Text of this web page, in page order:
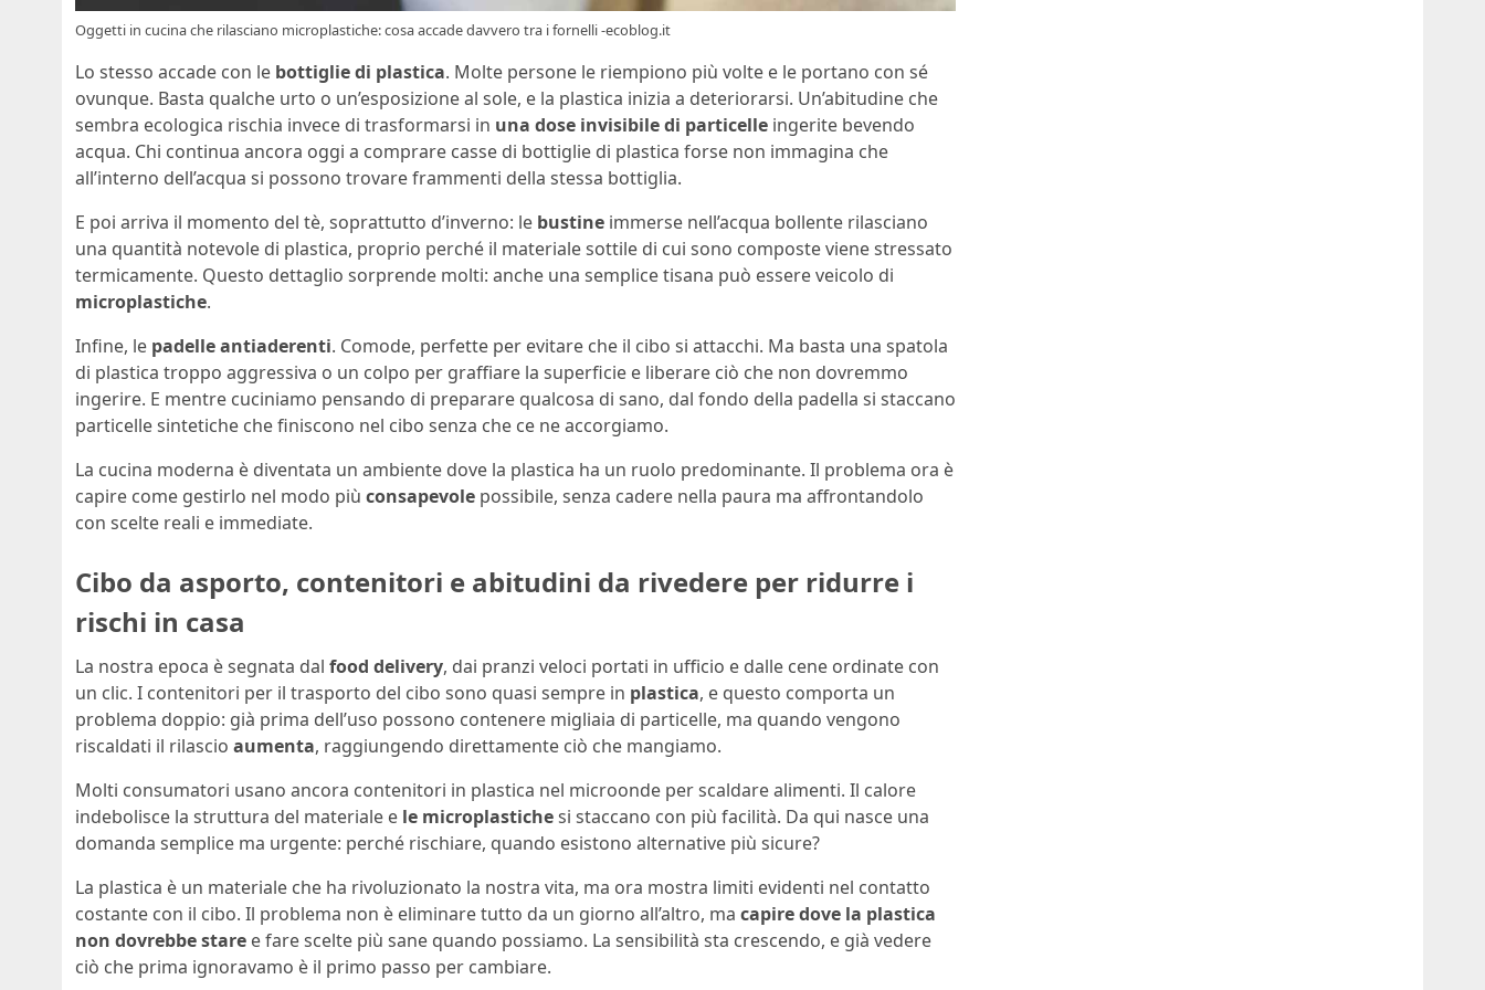
Oggetti in cucina che rilasciano microplastiche: cosa accade davvero tra i fornelli -ecoblog.it
Lo stesso accade con le bottiglie di plastica. Molte persone le riempiono più volte e le portano con sé
ovunque. Basta qualche urto o un’esposizione al sole, e la plastica inizia a deteriorarsi. Un’abitudine che
sembra ecologica rischia invece di trasformarsi in una dose invisibile di particelle ingerite bevendo
acqua. Chi continua ancora oggi a comprare casse di bottiglie di plastica forse non immagina che
all’interno dell’acqua si possono trovare frammenti della stessa bottiglia.
E poi arriva il momento del tè, soprattutto d’inverno: le bustine immerse nell’acqua bollente rilasciano
una quantità notevole di plastica, proprio perché il materiale sottile di cui sono composte viene stressato
termicamente. Questo dettaglio sorprende molti: anche una semplice tisana può essere veicolo di
microplastiche.
Infine, le padelle antiaderenti. Comode, perfette per evitare che il cibo si attacchi. Ma basta una spatola
di plastica troppo aggressiva o un colpo per graffiare la superficie e liberare ciò che non dovremmo
ingerire. E mentre cuciniamo pensando di preparare qualcosa di sano, dal fondo della padella si staccano
particelle sintetiche che finiscono nel cibo senza che ce ne accorgiamo.
La cucina moderna è diventata un ambiente dove la plastica ha un ruolo predominante. Il problema ora è
capire come gestirlo nel modo più consapevole possibile, senza cadere nella paura ma affrontandolo
con scelte reali e immediate.
Cibo da asporto, contenitori e abitudini da rivedere per ridurre i
rischi in casa
La nostra epoca è segnata dal food delivery, dai pranzi veloci portati in ufficio e dalle cene ordinate con
un clic. I contenitori per il trasporto del cibo sono quasi sempre in plastica, e questo comporta un
problema doppio: già prima dell’uso possono contenere migliaia di particelle, ma quando vengono
riscaldati il rilascio aumenta, raggiungendo direttamente ciò che mangiamo.
Molti consumatori usano ancora contenitori in plastica nel microonde per scaldare alimenti. Il calore
indebolisce la struttura del materiale e le microplastichesi staccano con più facilità. Da qui nasce una
domanda semplice ma urgente: perché rischiare, quando esistono alternative più sicure?
La plastica è un materiale che ha rivoluzionato la nostra vita, ma ora mostra limiti evidenti nel contatto
costante con il cibo. Il problema non è eliminare tutto da un giorno all’altro, ma capire dove la plastica
non dovrebbe stare e fare scelte più sane quando possiamo. La sensibilità sta crescendo, e già vedere
ciò che prima ignoravamo è il primo passo per cambiare.